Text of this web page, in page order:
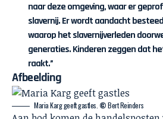
naar deze omgeving, waar er
slavernij. Er wordt aandacht
waarop het slavernijverleden
generaties. Kinderen zeggen dat
raakt.”
Afbeelding
Maria Karg geeft gastles. ©Bert Reinders